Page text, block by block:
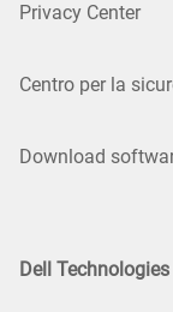
Privacy Center
Centro per la
Download
Dell Technologies